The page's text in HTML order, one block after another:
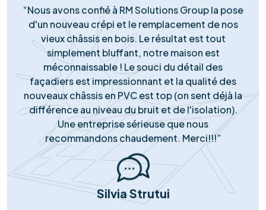
Portefeuille deréussites solaires